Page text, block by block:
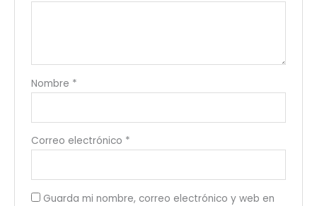
Nombre *
Correo electrónico *
Guarda mi nombre, correo electrónico y web en